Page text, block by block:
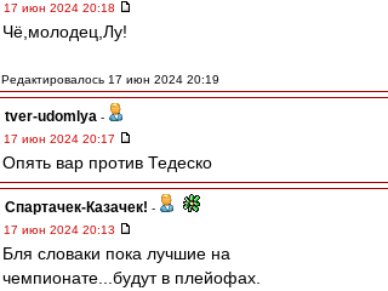
17 июн 2024 20:18
Чё,молодец,Лу!
Редактировалось 17 июн 2024 20:19
tver-udomlya -
17 июн 2024 20:17
Опять вар против Тедеско
Спартачек-Казачек! -
17 июн 2024 20:13
Бля словаки пока лучшие на
чемпионате...будут в плейофах.